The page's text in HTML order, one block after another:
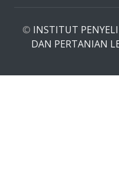
© INSTITUT
DAN PERTANIAN